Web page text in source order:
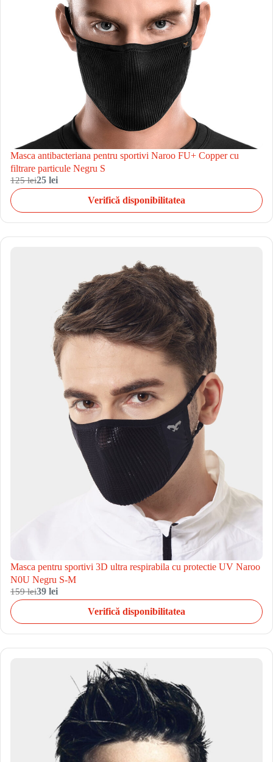
Masca antibacteriana pentru sportivi Naroo FU+ Copper cu
filtrare particule Negru S
125 lei25 lei
Verifică disponibilitatea
Masca pentru sportivi 3D ultra respirabila cu protectie UV Naroo
N0U Negru S-M
159 lei39 lei
Verifică disponibilitatea